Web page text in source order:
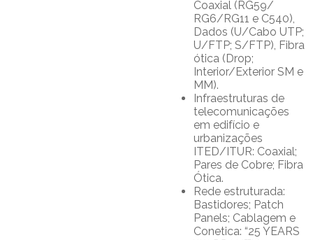
Coaxial (RG59/
RG6/RG11 e C540),
Dados (U/Cabo UTP;
U/FTP; S/FTP), Fibra
ótica (Drop;
Interior/Exterior SM e
MM).
Infraestruturas de
telecomunicações
em edifício e
urbanizações
ITED/ITUR: Coaxial;
Pares de Cobre; Fibra
Ótica.
Rede estruturada:
Bastidores; Patch
Panels; Cablagem e
Conetica: “25 YEARS